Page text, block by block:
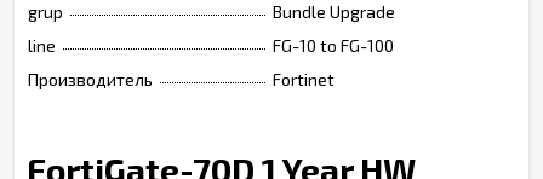
grup
Bundle Upgrade
line
FG-10 to FG-100
Производитель
Fortinet
FortiGate-70D 1 Year HW